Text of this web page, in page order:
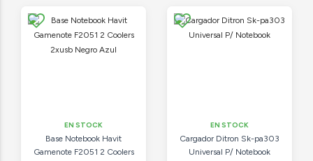
EN STOCK
Base Notebook Havit
Gamenote F2051 2 Coolers
EN STOCK
Cargador Ditron Sk-pa303
Universal P/ Notebook